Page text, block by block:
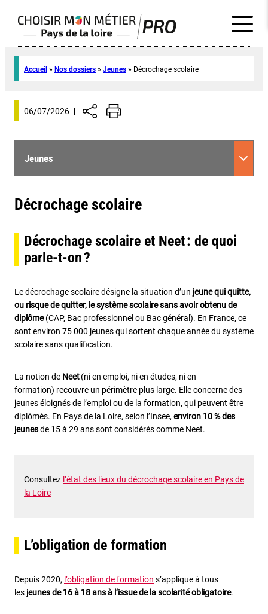
Accueil » Nos dossiers » Jeunes » Décrochage scolaire
06/07/2026
Jeunes
Décrochage scolaire
Décrochage scolaire et Neet : de quoi
parle-t-on ?
Le décrochage scolaire désigne la situation d’un jeune qui quitte,
ou risque de quitter, le système scolaire sans avoir obtenu de
diplôme(CAP, Bac professionnel ou Bac général). En France, ce
sont environ 75 000 jeunes qui sortent chaque année du système
scolaire sans qualification.
La notion de Neet(ni en emploi, ni en études, ni en
formation) recouvre un périmètre plus large. Elle concerne des
jeunes éloignés de l’emploi ou de la formation, qui peuvent être
diplômés. En Pays de la Loire, selon l’Insee, environ 10 % des
jeunesde 15 à 29 ans sont considérés comme Neet.
Consultez l’état des lieux du décrochage scolaire en Pays de
la Loire
L’obligation de formation
Depuis 2020, l’obligation de formation s’applique à tous
les jeunes de 16 à 18 ans à l’issue de la scolarité obligatoire.